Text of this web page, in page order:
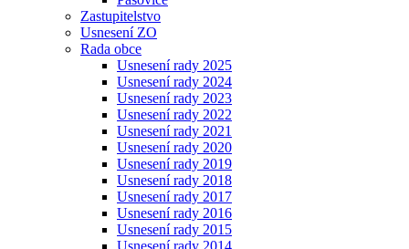
Zastupitelstvo
Usnesení ZO
Rada obce
Usnesení rady 2025
Usnesení rady 2024
Usnesení rady 2023
Usnesení rady 2022
Usnesení rady 2021
Usnesení rady 2020
Usnesení rady 2019
Usnesení rady 2018
Usnesení rady 2017
Usnesení rady 2016
Usnesení rady 2015